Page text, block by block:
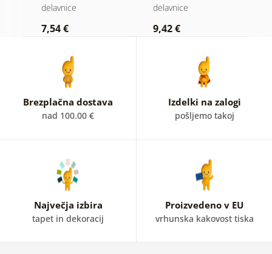
delavnice
7,54 €
delavnice
9,42 €
Brezplačna dostava
nad 100.00 €
Izdelki na zalogi
pošljemo takoj
Največja izbira
tapet in dekoracij
Proizvedeno v EU
vrhunska kakovost tiska